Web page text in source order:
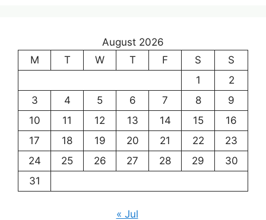
August 2026
M
T W T F S
S
1
2
3
4 5 6 7 8
9
10
11 12 13 14 15
16
17
18 19 20 21 22
23
24
25 26 27 28 29
30
31
« Jul